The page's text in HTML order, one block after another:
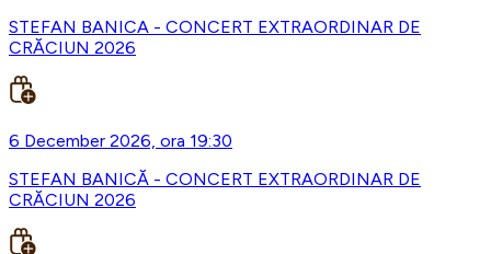
STEFAN BANICA - CONCERT EXTRAORDINAR DE
CRĂCIUN 2026
6 December 2026, ora 19:30
STEFAN BANICĂ - CONCERT EXTRAORDINAR DE
CRĂCIUN 2026